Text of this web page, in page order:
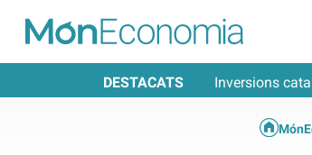
DESTACATS Inversions